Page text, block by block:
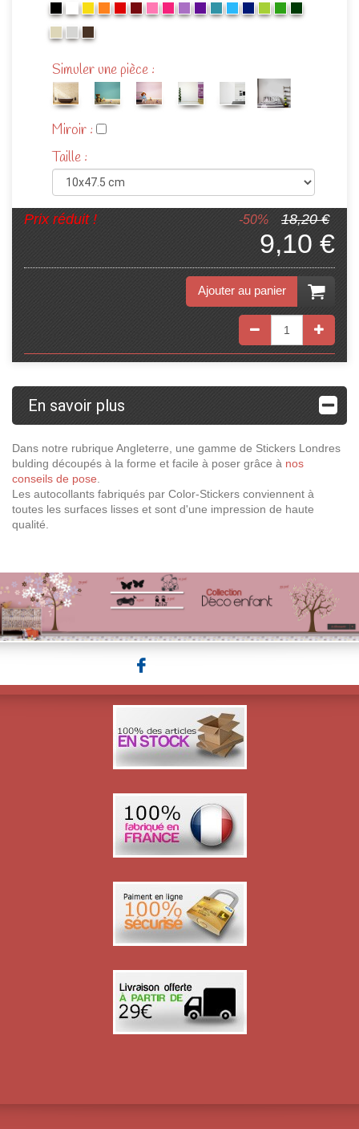
Simuler une pièce :
Miroir :
Taille :
-50% 18,20 €
Prix réduit !
9,10 €
Ajouter au panier
En savoir plus
Dans notre rubrique Angleterre, une gamme de Stickers Londres
bulding découpés à la forme et facile à poser grâce à nos
conseils de pose
Les autocollants fabriqués par Color-Stickers conviennent à
toutes les surfaces lisses et sont d'une impression de haute
qualité.